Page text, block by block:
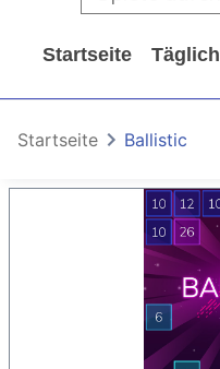
Startseite Täglich
Startseite Ballistic